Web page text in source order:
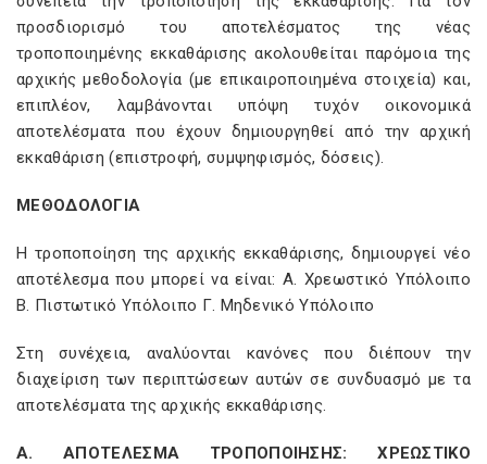
προσδιορισμό του αποτελέσματος της νέας
τροποποιημένης εκκαθάρισης ακολουθείται παρόμοια της
αρχικής μεθοδολογία (με επικαιροποιημένα στοιχεία) και,
επιπλέον, λαμβάνονται υπόψη τυχόν οικονομικά
αποτελέσματα που έχουν δημιουργηθεί από την αρχική
εκκαθάριση (επιστροφή, συμψηφισμός, δόσεις).
ΜΕΘΟΔΟΛΟΓΙΑ
Η τροποποίηση της αρχικής εκκαθάρισης, δημιουργεί νέο
αποτέλεσμα που μπορεί να είναι: Α. Χρεωστικό Υπόλοιπο
Β. Πιστωτικό Υπόλοιπο Γ. Μηδενικό Υπόλοιπο
Στη συνέχεια, αναλύονται κανόνες που διέπουν την
διαχείριση των περιπτώσεων αυτών σε συνδυασμό με τα
αποτελέσματα της αρχικής εκκαθάρισης.
Α. ΑΠΟΤΕΛΕΣΜΑ ΤΡΟΠΟΠΟΙΗΣΗΣ: ΧΡΕΩΣΤΙΚΟ